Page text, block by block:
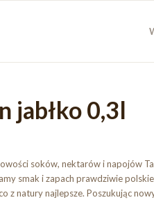
jabłko 0,3l
soków, nektarów i napojów
smak i zapach prawdziwie
z natury najlepsze. Poszukując